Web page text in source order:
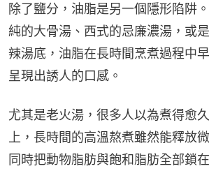
除了鹽分，油脂是另一個隱形陷阱
純的大骨湯、西式的忌廉濃湯，或
辣湯底，油脂在長時間烹煮過程中
呈現出誘人的口感。
尤其是老火湯，很多人以為煮得愈
上，長時間的高溫熬煮雖然能釋放
同時把動物脂肪與飽和脂肪全部鎖